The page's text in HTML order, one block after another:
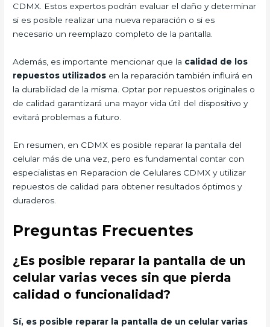
CDMX. Estos expertos podrán evaluar el daño y determinar
si es posible realizar una nueva reparación o si es
necesario un reemplazo completo de la pantalla.
Además, es importante mencionar que la calidad de los
repuestos utilizados en la reparación también influirá en
la durabilidad de la misma. Optar por repuestos originales o
de calidad garantizará una mayor vida útil del dispositivo y
evitará problemas a futuro.
En resumen, en CDMX es posible reparar la pantalla del
celular más de una vez, pero es fundamental contar con
especialistas en Reparacion de Celulares CDMX y utilizar
repuestos de calidad para obtener resultados óptimos y
duraderos.
Preguntas Frecuentes
¿Es posible reparar la pantalla de un
celular varias veces sin que pierda
calidad o funcionalidad?
Sí, es posible reparar la pantalla de un celular varias